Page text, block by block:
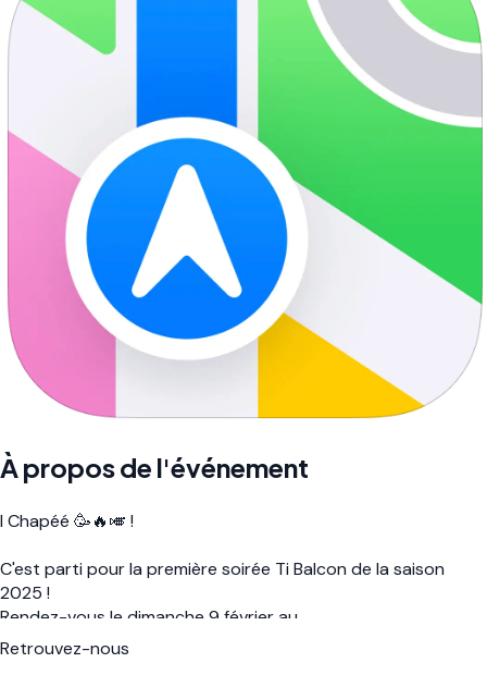
À propos de l'événement
I Chapéé 🥳🔥🎺 !
C'est parti pour la première soirée Ti Balcon de la saison
2025 !
@centrecommercial_montjoly2
Retrouvez-nous